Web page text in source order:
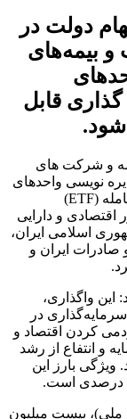
دولت در
و بیمه‌های
قابل
و شرکت های
‏نویسی واحدهای
سرمایه ‏گذاری صندوق سرمایه‏ گذاری قابل معامله (ETF)
و دارایی
اسلامی ایران،
صادرات ایران و
این واگذاری،
در
کردن اقتصاد و
و انتفاع از رشد
ویژگی بارز این
بیست میلیون